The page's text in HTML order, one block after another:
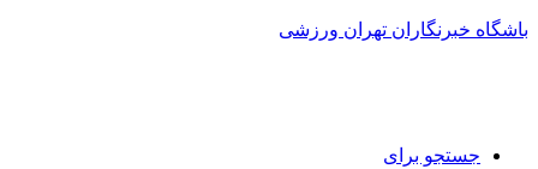
باشگاه خبرنگاران تهران ورزشی
جستجو برای